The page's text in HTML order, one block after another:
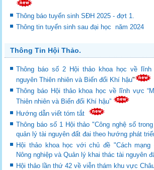
Thông báo tuyển sinh SĐH 2025 - đợt 1.
Thông tin tuyển sinh sau đại học năm 2024
Thông Tin Hội Thảo.
Thông báo số 2 Hội thảo khoa học về
nguyên Thiên nhiên và Biến đổi Khí hậu"
Thông báo Hội thảo khoa học về lĩnh vực
Thiên nhiên và Biến đổi Khí hậu”
Hướng dẫn viết tóm tắt
Thông báo số 1 Hội thảo "Công nghệ số
quản lý tài nguyên đất đai theo hướng phát
Hội thảo khoa học với chủ đề "Cách mạng
Nông nghiệp và Quản lý khai thác tài nguyên
Hội thảo lần thứ 42 về viễn thám khu vực